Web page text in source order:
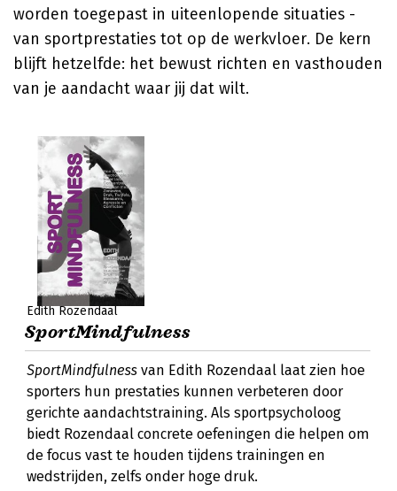
worden toegepast in uiteenlopende situaties -
van sportprestaties tot op de werkvloer. De kern
blijft hetzelfde: het bewust richten en vasthouden
van je aandacht waar jij dat wilt.
Edith Rozendaal
SportMindfulness
SportMindfulness van Edith Rozendaal laat zien hoe
sporters hun prestaties kunnen verbeteren door
gerichte aandachtstraining. Als sportpsycholoog
biedt Rozendaal concrete oefeningen die helpen om
de focus vast te houden tijdens trainingen en
wedstrijden, zelfs onder hoge druk.